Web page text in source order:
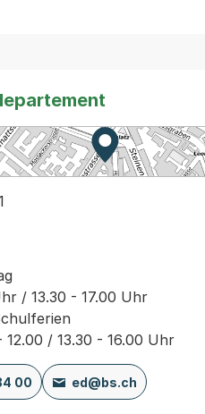
Zur Karte von
Externer
/ 13.30 - 17.00 Uhr
/ 13.30 - 16.00 Uhr
00 ed@bs.ch